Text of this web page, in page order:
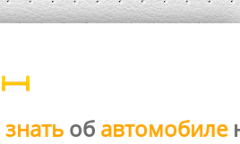
знать об автомобиле